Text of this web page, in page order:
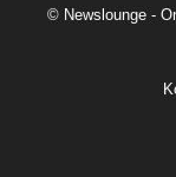
© Newslounge -